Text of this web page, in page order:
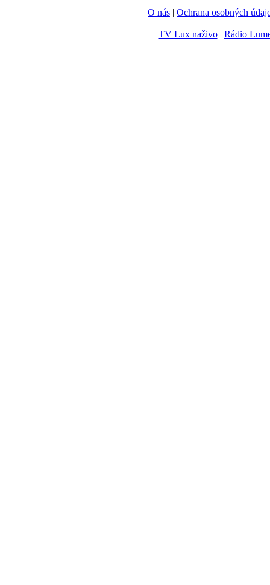
O nás | Ochrana osobných
TV Lux naživo| Rádio